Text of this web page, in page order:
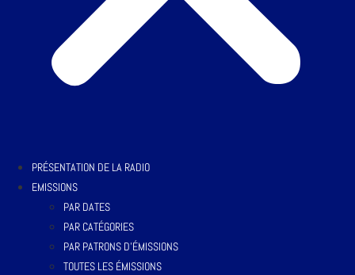
PRÉSENTATION DE LA RADIO
EMISSIONS
PAR DATES
PAR CATÉGORIES
PAR PATRONS D’ÉMISSIONS
TOUTES LES ÉMISSIONS